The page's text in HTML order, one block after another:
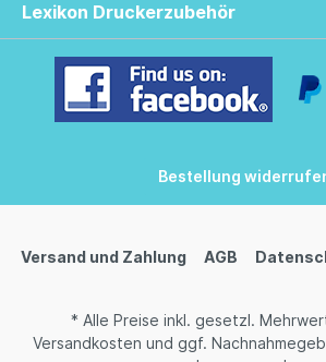
Lexikon Druckerzubehör
Bestellung
Versand und Zahlung AGB
* Alle Preise inkl. gesetzl.
Versandkosten und ggf.